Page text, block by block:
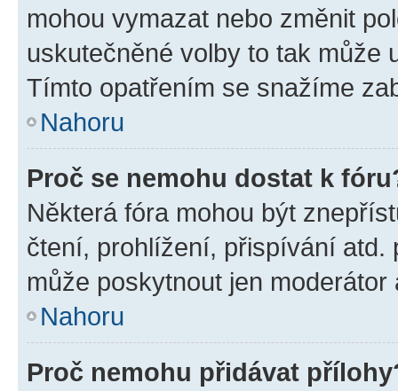
mohou vymazat nebo změnit
uskutečněné volby to tak může
Tímto opatřením se snažíme
Nahoru
Proč se nemohu dostat k
Některá fóra mohou být
čtení, prohlížení, přispívání atd.
může poskytnout jen
Nahoru
Proč nemohu přidávat